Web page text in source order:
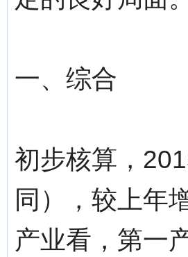
一、综合
初步核算，
同），较上年
产业看，第一